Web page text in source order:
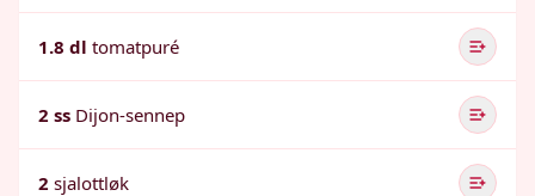
1.8 dl tomatpuré
2 ss Dijon-sennep
2 sjalottløk